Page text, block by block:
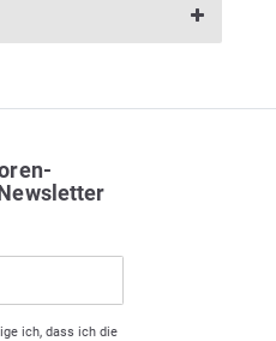
ich, dass ich die